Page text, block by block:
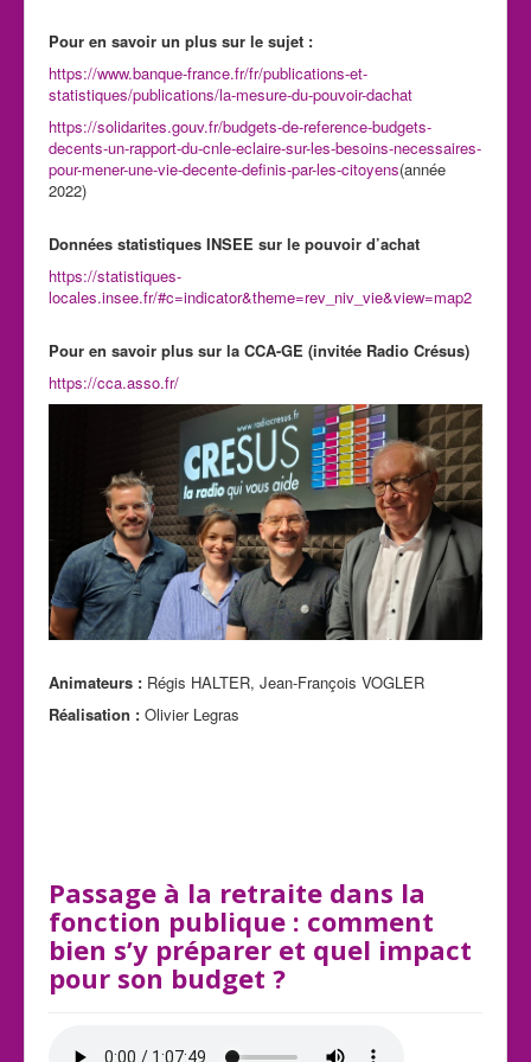
Pour en savoir un plus sur le sujet :
https://www.banque-france.fr/fr/publications-et-
statistiques/publications/la-mesure-du-pouvoir-dachat
https://solidarites.gouv.fr/budgets-de-reference-budgets-
decents-un-rapport-du-cnle-eclaire-sur-les-besoins-necessaires-
pour-mener-une-vie-decente-definis-par-les-citoyens(année
2022)
Données statistiques INSEE sur le pouvoir d’achat
https://statistiques-
locales.insee.fr/#c=indicator&theme=rev_niv_vie&view=map2
Pour en savoir plus sur la CCA-GE (invitée Radio Crésus)
https://cca.asso.fr/
Animateurs : Régis HALTER, Jean-François VOGLER
Réalisation : Olivier Legras
Passage à la retraite dans la
fonction publique : comment
bien s’y préparer et quel impact
pour son budget ?